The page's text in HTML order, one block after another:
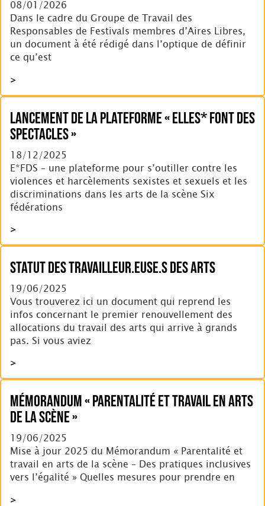
08/01/2026
Dans le cadre du Groupe de Travail des
Responsables de Festivals membres d’Aires Libres,
un document à été rédigé dans l’optique de définir
ce qu’est
>
Lancement de la plateforme « Elles* Font Des
Spectacles »
18/12/2025
E*FDS – une plateforme pour s’outiller contre les
violences et harcèlements sexistes et sexuels et les
discriminations dans les arts de la scène Six
fédérations
>
Statut des travailleur.euse.s des arts
19/06/2025
Vous trouverez ici un document qui reprend les
infos concernant le premier renouvellement des
allocations du travail des arts qui arrive à grands
pas. Si vous aviez
>
Mémorandum « Parentalité et travail en arts
de la scène »
19/06/2025
Mise à jour 2025 du Mémorandum « Parentalité et
travail en arts de la scène – Des pratiques inclusives
vers l’égalité » Quelles mesures pour prendre en
>